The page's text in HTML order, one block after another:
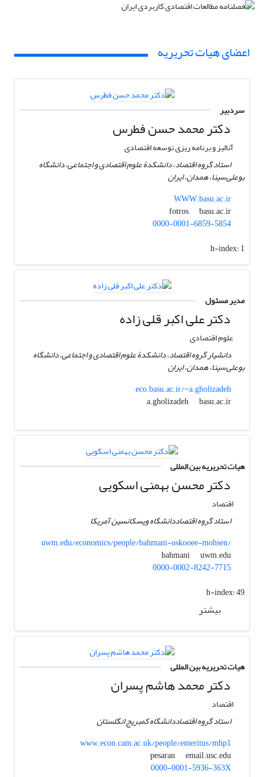
اعضای هیات تحریریه
سردبیر
دکتر محمد حسن فطرس
آنالیز و برنامه ریزی توسعه اقتصادی
استاد گروه اقتصاد، دانشکدۀ علوم اقتصادی و اجتماعی، دانشگاه
بوعلی‌سینا، همدان، ایران
WWW.basu.ac.ir
fotros
basu.ac.ir
0000-0001-6859-5854
h-index:1
مدیر مسئول
دکتر علی اکبر قلی زاده
علوم اقتصادی
دانشیار گروه اقتصاد، دانشکدۀ علوم اقتصادی و اجتماعی، دانشگاه
بوعلی‌سینا، همدان، ایران
eco.basu.ac.ir/~a.gholizadeh
a.gholizadeh
basu.ac.ir
هیات تحریریه بین المللی
دکتر محسن بهمنی اسکویی
اقتصاد
استاد گروه اقتصاددانشگاه ویسکانسین آمریکا
uwm.edu/economics/people/bahmani-oskooee-mohsen/
bahmani
uwm.edu
0000-0002-8242-7715
h-index:49
بیشتر
هیات تحریریه بین المللی
دکتر محمد هاشم پسران
اقتصاد
استاد گروه اقتصاددانشگاه کمبریج انگلستان
www.econ.cam.ac.uk/people/emeritus/mhp1
pesaran
email.usc.edu
0000-0001-5936-363X